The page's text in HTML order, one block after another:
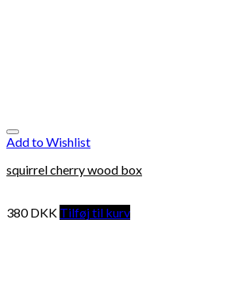
Add to Wishlist
squirrel cherry wood box
380DKK Tilføj til kurv